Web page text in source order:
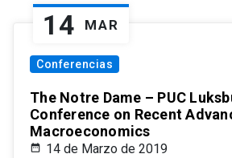
14 MAR
Conferencias
The Notre Dame – PUC
Conference on Recent
Macroeconomics
14 de Marzo de 2019